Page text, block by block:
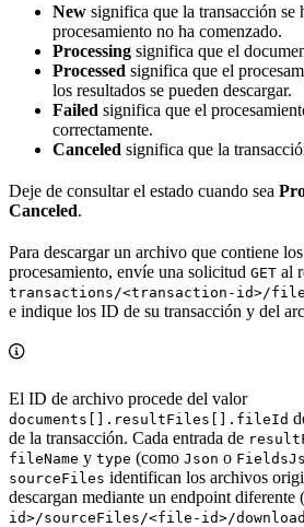
New significa que la transacción se
procesamiento no ha comenzado.
Processing significa que el
Processed significa que el
los resultados se pueden descargar.
Failed significa que el
correctamente.
Canceled significa que la
Deje de consultar el estado cuando sea
Canceled.
Para descargar un archivo que contiene
procesamiento, envíe una solicitud GET al
transactions/<transaction-id>/
e indique los ID de su transacción y del
El ID de archivo procede del valor
documents[].resultFiles[].fileId
de la transacción. Cada entrada de
fileName y type (como Json o
sourceFiles identifican los archivos
descargan mediante un endpoint diferente (
id>/sourceFiles/<file-id>/download